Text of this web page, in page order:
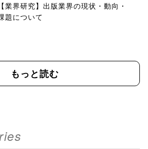
【業界研究】出版業界の現状・動向・
題について
もっと読む